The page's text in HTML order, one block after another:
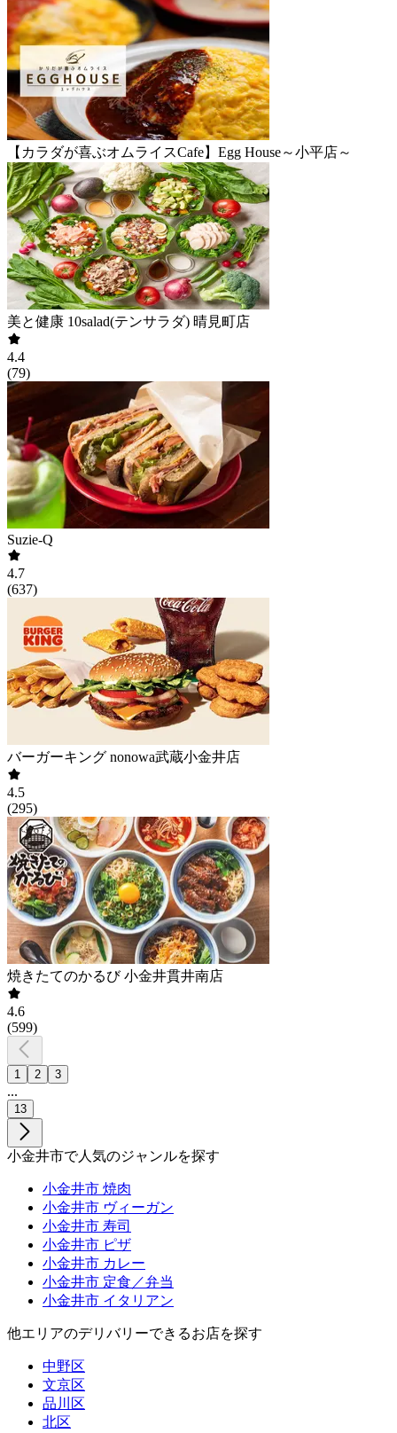
【カラダが喜ぶオムライスCafe】Egg House～小平店～
美と健康 10salad(テンサラダ) 晴見町店
4.4
(79)
Suzie-Q
4.7
(637)
バーガーキング nonowa武蔵小金井店
4.5
(295)
焼きたてのかるび 小金井貫井南店
4.6
(599)
1 2 3
...
13
小金井市で人気のジャンルを探す
小金井市 焼肉
小金井市 ヴィーガン
小金井市 寿司
小金井市 ピザ
小金井市 カレー
小金井市 定食／弁当
小金井市 イタリアン
他エリアのデリバリーできるお店を探す
中野区
文京区
品川区
北区